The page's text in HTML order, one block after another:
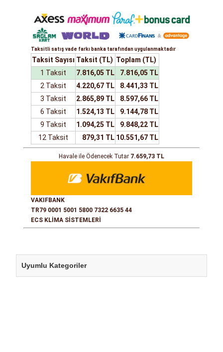
Taksitli satış vade farkı banka tarafından uygulanmaktadır
Taksit Sayısı Taksit (TL) Toplam (TL)
1 Taksit
7.816,05 TL
7.816,05 TL
2 Taksit
4.220,67 TL
8.441,33 TL
3 Taksit
2.865,89 TL
8.597,66 TL
6 Taksit
1.524,13 TL
9.144,78 TL
9 Taksit
1.094,25 TL
9.848,22 TL
12 Taksit
879,31 TL 10.551,67 TL
Havale ile Ödenecek Tutar 7.659,73 TL
VAKIFBANK
TR79 0001 5001 5800 7322 6635 44
ECS KLİMA SİSTEMLERİ
Uyumlu Kategoriler